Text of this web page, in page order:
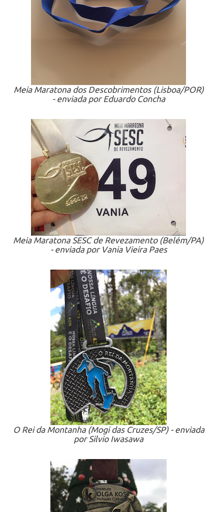
Meia Maratona dos Descobrimentos (Lisboa/POR)
- enviada por Eduardo Concha
Meia Maratona SESC de Revezamento (Belém/PA)
- enviada por Vania Vieira Paes
O Rei da Montanha (Mogi das Cruzes/SP) - enviada
por Silvio Iwasawa